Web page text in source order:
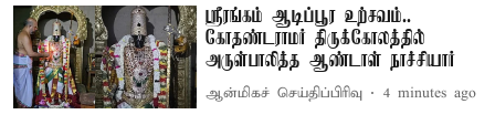
ஸ்ரீரங்கம் ஆடிப்பூர உற்சவம்..
கோதண்டராமர் திருக்கோலத்தில்
அருள்பாலித்த ஆண்டாள் நாச்சியார்
ஆன்மிகச் செய்திப்பிரிவு 4 minutes ago